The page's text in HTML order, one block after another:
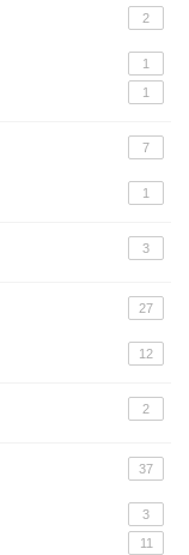
2
1
1
7
1
3
27
12
2
37
3
11